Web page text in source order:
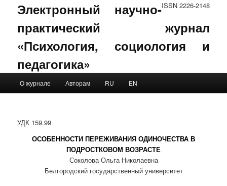
ISSN 2226-2148
Электронный научно-
практический журнал
«Психология, социология и
педагогика»
Skip to primary content
Skip to secondary content
О журнале Авторам RU EN
УДК 159.99
ОСОБЕННОСТИ ПЕРЕЖИВАНИЯ ОДИНОЧЕСТВА В
ПОДРОСТКОВОМ ВОЗРАСТЕ
Соколова Ольга Николаевна
Белгородский государственный университет